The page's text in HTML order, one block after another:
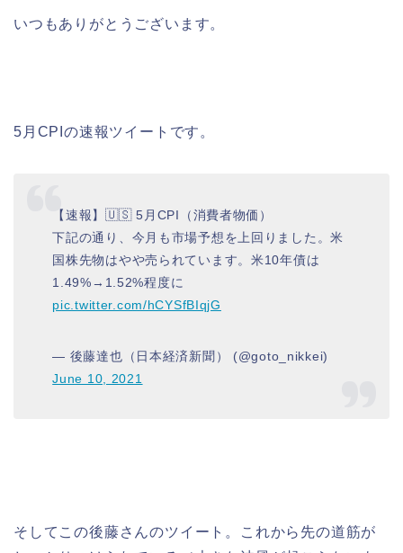
いつもありがとうございます。
5月CPIの速報ツイートです。
【速報】🇺🇸 5月CPI（消費者物価）
下記の通り、今月も市場予想を上回りました。米
国株先物はやや売られています。米10年債は
1.49%→1.52%程度に
pic.twitter.com/hCYSfBIqjG
— 後藤達也（日本経済新聞） (@goto_nikkei)
June 10, 2021
そしてこの後藤さんのツイート。これから先の道筋が